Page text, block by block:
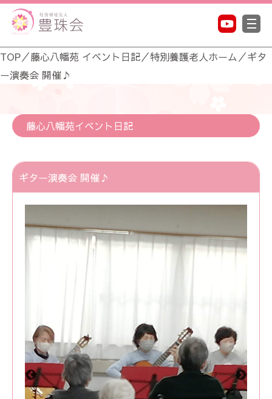
TOP／藤心八幡苑 イベント日記／特別養護老人ホーム ／ギタ
ー演奏会 開催♪
藤心八幡苑イベント日記
ギター演奏会 開催♪